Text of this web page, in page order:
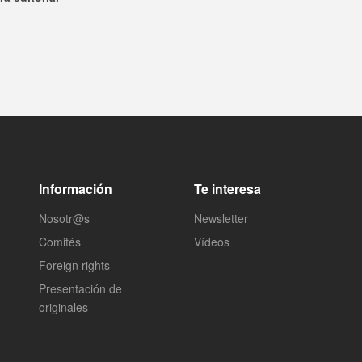
Información
Nosotr@s
Comités
Foreign rights
Presentación de
originales
Te interesa
Newsletter
Vídeos